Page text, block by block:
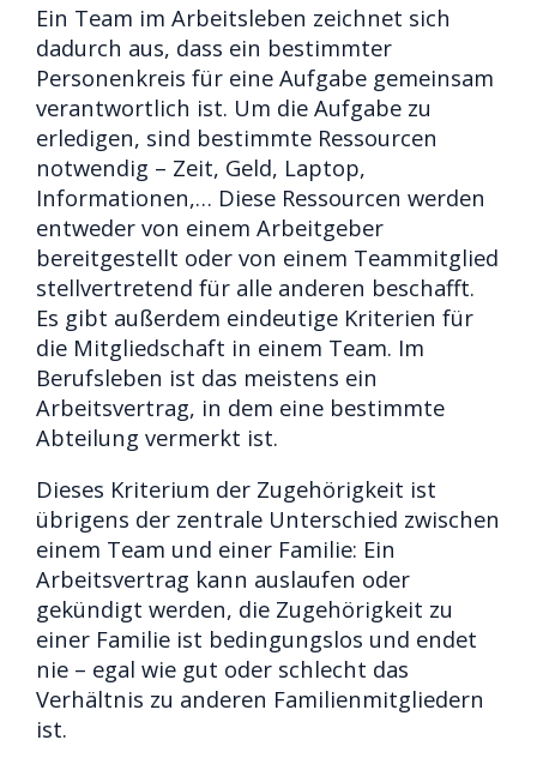
Ein Team im Arbeitsleben zeichnet sich
dadurch aus, dass ein bestimmter
Personenkreis für eine Aufgabe gemeinsam
verantwortlich ist. Um die Aufgabe zu
erledigen, sind bestimmte Ressourcen
notwendig – Zeit, Geld, Laptop,
Informationen,… Diese Ressourcen werden
entweder von einem Arbeitgeber
bereitgestellt oder von einem Teammitglied
stellvertretend für alle anderen beschafft.
Es gibt außerdem eindeutige Kriterien für
die Mitgliedschaft in einem Team. Im
Berufsleben ist das meistens ein
Arbeitsvertrag, in dem eine bestimmte
Abteilung vermerkt ist.
Dieses Kriterium der Zugehörigkeit ist
übrigens der zentrale Unterschied zwischen
einem Team und einer Familie: Ein
Arbeitsvertrag kann auslaufen oder
gekündigt werden, die Zugehörigkeit zu
einer Familie ist bedingungslos und endet
nie – egal wie gut oder schlecht das
Verhältnis zu anderen Familienmitgliedern
ist.